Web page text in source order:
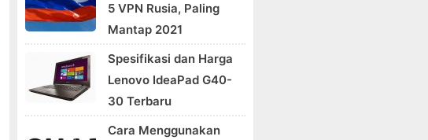
5 VPN Rusia, Paling
Mantap 2021
Spesifikasi dan Harga
Lenovo IdeaPad G40-
30 Terbaru
Cara Menggunakan